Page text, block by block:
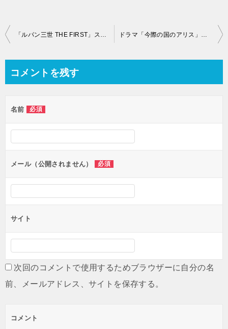
投
ビ
ー
シ
ョ
ン
コメントを残す
名前 必須
メール（公開されません） 必須
サイト
次回のコメントで使用するためブラウザーに自分の名
前、メールアドレス、サイトを保存する。
コメント